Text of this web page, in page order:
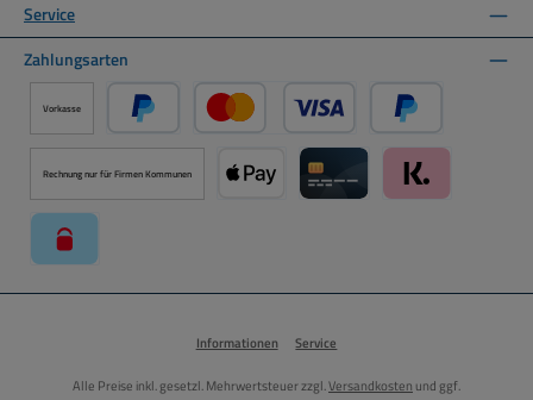
Service
Zahlungsarten
Vorkasse
PayPal Kredit- oder Debitkarte über PayPal
Später Bezahlen
Rechnung nur für Firmen Kommunen
Informationen Service
Alle Preise inkl. gesetzl. Mehrwertsteuer zzgl.Versandkosten und ggf.